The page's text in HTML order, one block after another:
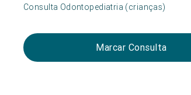
Consulta Odontopediatria (crianças)
Marcar Consulta